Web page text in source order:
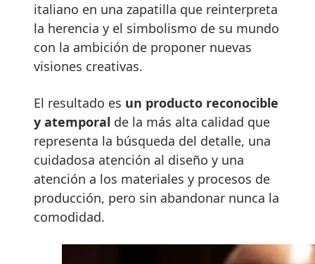
italiano en una zapatilla que reinterpreta
la herencia y el simbolismo de su mundo
con la ambición de proponer nuevas
visiones creativas.
El resultado es un producto reconocible
y atemporal de la más alta calidad que
representa la búsqueda del detalle, una
cuidadosa atención al diseño y una
atención a los materiales y procesos de
producción, pero sin abandonar nunca la
comodidad.